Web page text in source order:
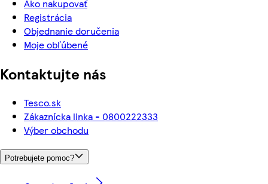
Ako nakupovať
Registrácia
Objednanie doručenia
Moje obľúbené
Kontaktujte nás
Tesco.sk
Zákaznícka linka - 0800222333
Výber obchodu
Potrebujete pomoc?